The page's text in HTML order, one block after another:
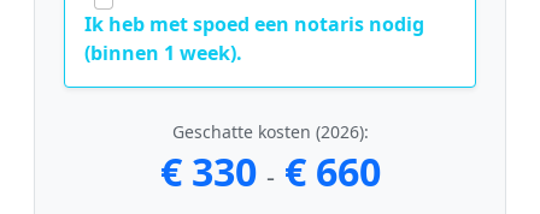
Ik heb met spoed een notaris nodig
(binnen 1 week).
Geschatte kosten (2026):
€ 330 - € 660